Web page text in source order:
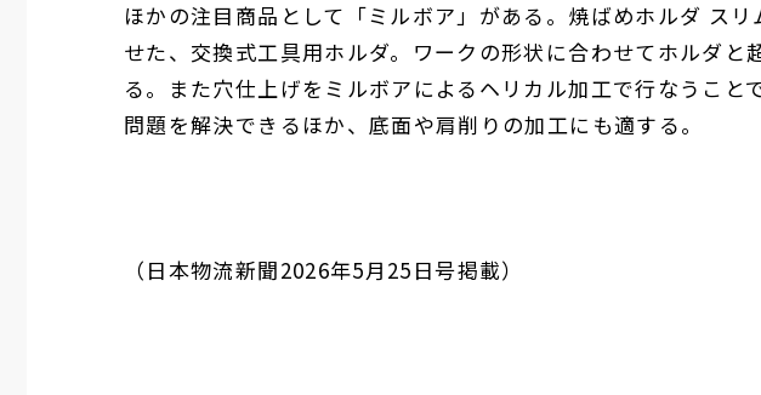
ほかの注目商品として「ミルボア」がある。焼ばめホルダ スリ
せた、交換式工具用ホルダ。ワークの形状に合わせてホルダと
る。また穴仕上げをミルボアによるヘリカル加工で行なうこと
問題を解決できるほか、底面や肩削りの加工にも適する。
（日本物流新聞2026年5月 25 日号掲載）